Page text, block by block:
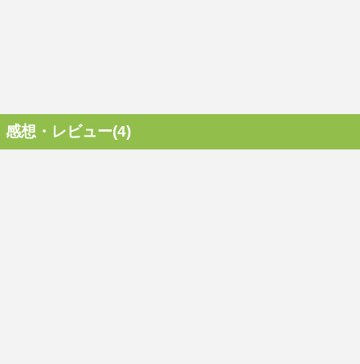
感想・レビュー(4)